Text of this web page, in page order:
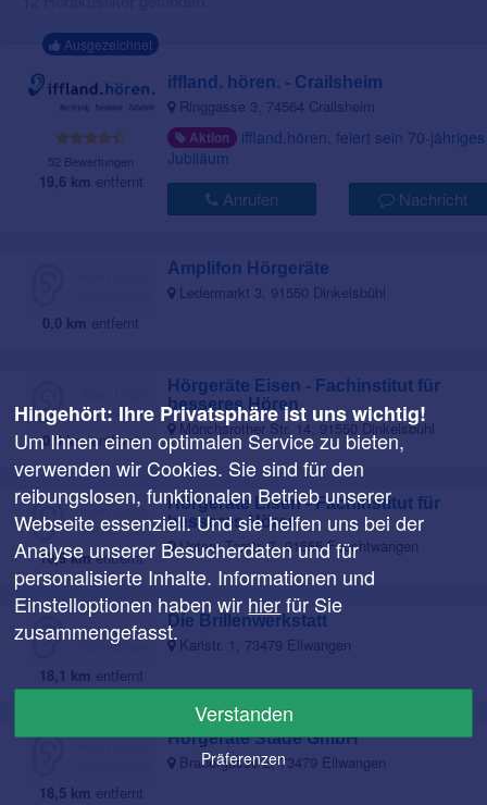
Ausgezeichnet
52 Bewertungen
19,6 km entfernt
iffland. hören. - Crailsheim
Ringgasse 3, 74564 Crailsheim
Aktion iffland.hören. feiert sein 70-jähriges
Jubiläum
Anrufen Nachricht
0,0 km entfernt
Amplifon Hörgeräte
Ledermarkt 3, 91550 Dinkelsbühl
0,9 kmentfernt
Hörgeräte Eisen - Fachinstitut für
besseres Hören
Mönchsrother Str. 14, 91550 Dinkelsbühl
10,9 kmentfernt
Hörgeräte Eisen - Fachinstitut für
besseres Hören
Untere Torstr. 7, 91555 Feuchtwangen
18,1 km entfernt
Die Brillenwerkstatt
Karlstr. 1, 73479 Ellwangen
18,5 km entfernt
Hörgeräte Stade GmbH
Brauergasse 2, 73479 Ellwangen
Hingehört: Ihre Privatsphäre ist uns wichtig!
Um Ihnen einen optimalen Service zu bieten,
verwenden wir Cookies. Sie sind für den
reibungslosen, funktionalen Betrieb unserer
Webseite essenziell. Und sie helfen uns bei der
Analyse unserer Besucherdaten und für
personalisierte Inhalte. Informationen und
Einstelloptionen haben wir hierfür Sie
zusammengefasst.
Verstanden
Präferenzen